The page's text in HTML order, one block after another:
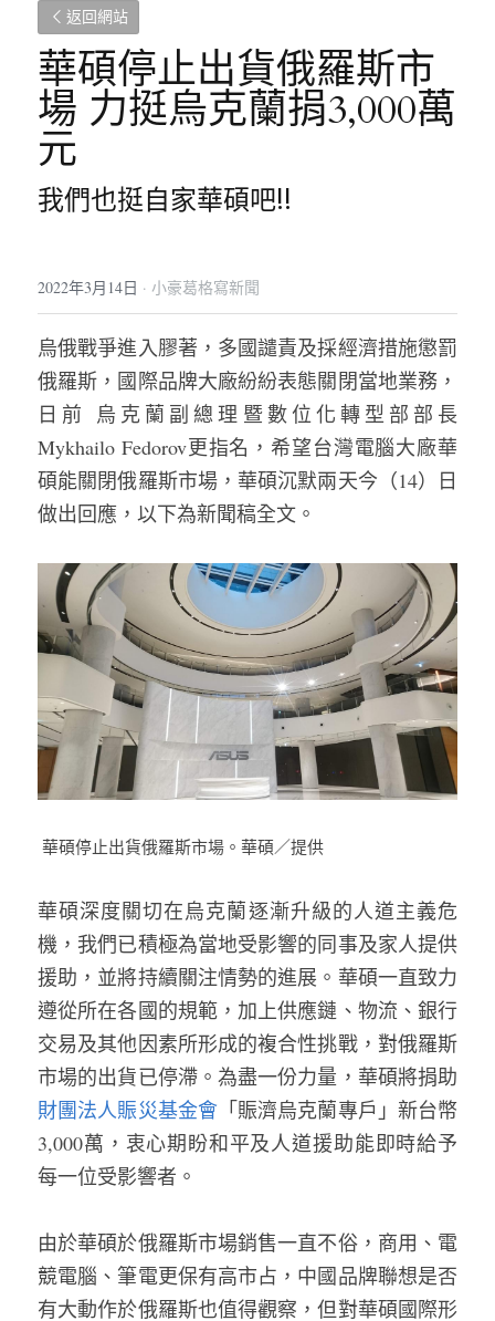
返回網站
華碩停止出貨俄羅斯市
場 力挺烏克蘭捐3,000萬
元
我們也挺自家華碩吧!!
2022年3月14日 · 小豪葛格寫新聞
烏俄戰爭進入膠著，多國譴責及採經濟措施懲罰
俄羅斯，國際品牌大廠紛紛表態關閉當地業務，
日前 烏克蘭副總理暨數位化轉型部部長
Mykhailo Fedorov更指名，希望台灣電腦大廠華
碩能關閉俄羅斯市場，華碩沉默兩天今（14）日
做出回應，以下為新聞稿全文。
華碩停止出貨俄羅斯市場。華碩／提供
華碩深度關切在烏克蘭逐漸升級的人道主義危
機，我們已積極為當地受影響的同事及家人提供
援助，並將持續關注情勢的進展。華碩一直致力
遵從所在各國的規範，加上供應鏈、物流、銀行
交易及其他因素所形成的複合性挑戰，對俄羅斯
市場的出貨已停滯。為盡一份力量，華碩將捐助
財團法人賑災基金會 「賑濟烏克蘭專戶」新台幣
3,000萬，衷心期盼和平及人道援助能即時給予
每一位受影響者。
由於華碩於俄羅斯市場銷售一直不俗，商用、電
競電腦、筆電更保有高市占，中國品牌聯想是否
有大動作於俄羅斯也值得觀察，但對華碩國際形